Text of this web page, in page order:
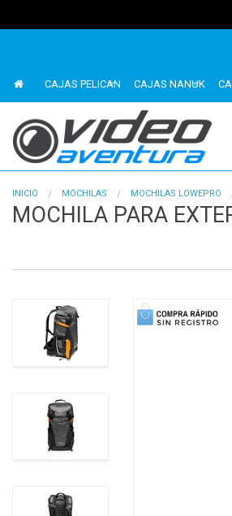
CAJAS PELICAN CAJAS NANUK
INICIO MOCHILAS MOCHILAS LOWEPRO
MOCHILA PARA
1 of 4